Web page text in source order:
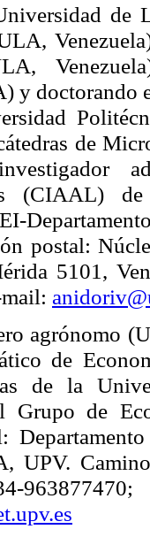
de
y
de
(CIAAL)
postal:
5101,
agrónomo
de
de la
Grupo de
UPV.